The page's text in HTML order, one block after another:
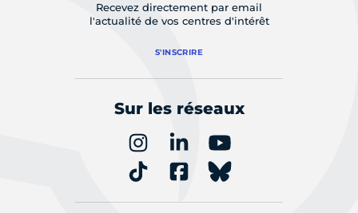
Recevez directement par email
l'actualité de vos centres d'intérêt
S'INSCRIRE
Sur les réseaux